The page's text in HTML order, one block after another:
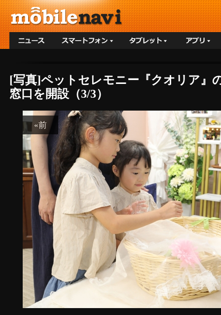
[写真]ペットセレモニー『クオリア』
窓口を開設（3/3）
«前